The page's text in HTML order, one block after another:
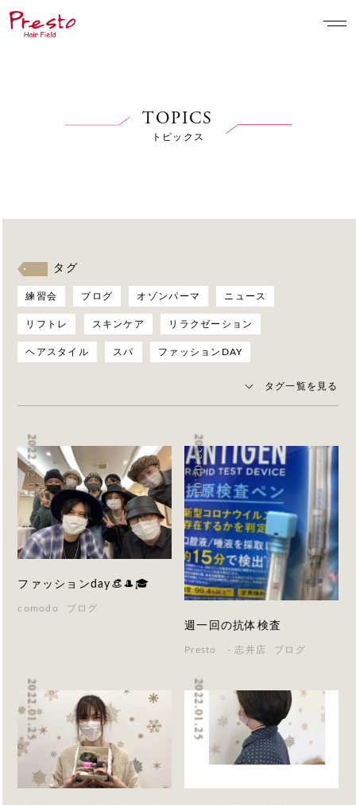
TOPICS
トピックス
タグ
練習会 ブログ オゾンパーマ ニュース
リフトレ スキンケア リラクゼーション
ヘアスタイル スパ ファッションDAY
タグ一覧を見る
2022.02.02
ファッションday👒🎩🎓
comodo ブログ
2022.02.01
週一回の抗体検査
Presto - 志井店 ブログ
2022.01.25 2022.01.25